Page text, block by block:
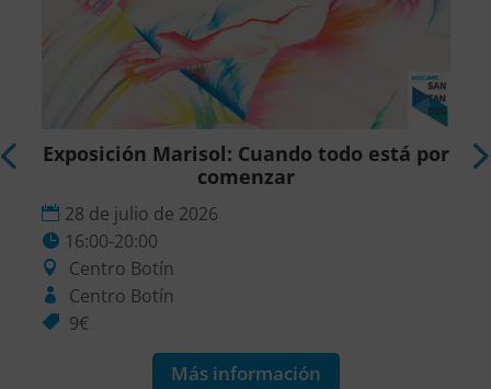
Exposición Marisol: Cuando todo está por
comenzar
28 de julio de 2026
16:00-20:00
Centro Botín
Centro Botín
9€
Más información